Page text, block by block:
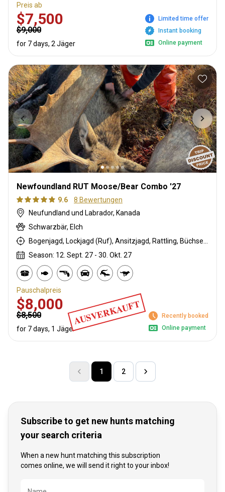
Preis ab
$7,500
$9,000
for 7 days, 2 Jäger
Limited time offer
Instant booking
Online payment
Newfoundland RUT Moose/Bear Combo '27
9.6
8 Bewertungen
Neufundland und Labrador, Kanada
Schwarzbär, Elch
Season: 12. Sept. 27 - 30. Okt. 27
AUSVERKAUFT
Pauschalpreis
$8,000
$8,500
for 7 days, 1 Jäger
Recently booked
Online payment
1 2
Subscribe to get new hunts matching
your search criteria
When a new hunt matching this subscription
comes online, we will send it right to your inbox!